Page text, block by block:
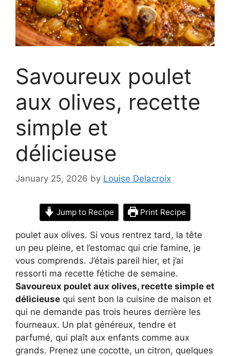
Savoureux poulet
aux olives, recette
simple et
délicieuse
January 25, 2026 by Louise Delacroix
Jump to Recipe Print Recipe
poulet aux olives. Si vous rentrez tard, la tête
un peu pleine, et l’estomac qui crie famine, je
vous comprends. J’étais pareil hier, et j’ai
ressorti ma recette fétiche de semaine.
Savoureux poulet aux olives, recette simple et
délicieuse qui sent bon la cuisine de maison et
qui ne demande pas trois heures derrière les
fourneaux. Un plat généreux, tendre et
parfumé, qui plaît aux enfants comme aux
grands. Prenez une cocotte, un citron, quelques